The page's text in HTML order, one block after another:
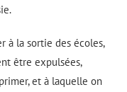
à la sortie des écoles,
être expulsées,
et à laquelle on